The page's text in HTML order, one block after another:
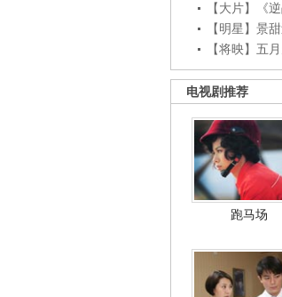
【大片】《
【明星】景
【将映】五
电视剧推荐
跑马场